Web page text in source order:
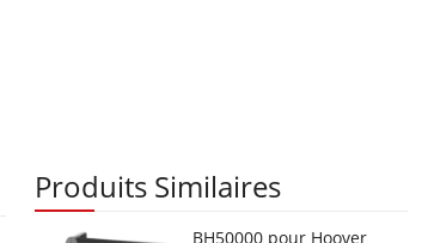
Produits Similaires
BH50000 pour Hoover